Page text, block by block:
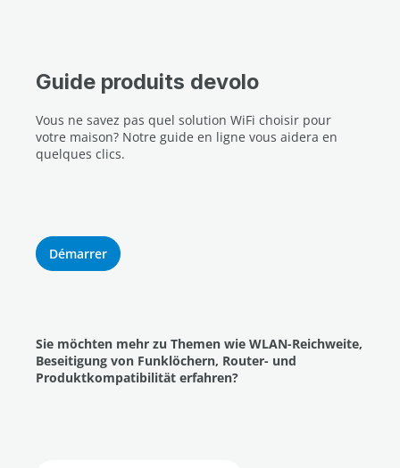
Guide produits devolo
Vous ne savez pas quel solution WiFi choisir pour
votre maison? Notre guide en ligne vous aidera en
quelques clics.
Démarrer
Sie möchten mehr zu Themen wie WLAN-Reichweite,
Beseitigung von Funklöchern, Router- und
Produktkompatibilität erfahren?